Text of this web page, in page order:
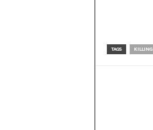
TAGS KILLING